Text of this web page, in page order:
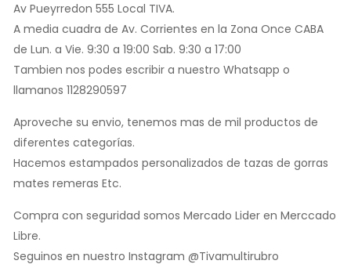
Av Pueyrredon 555 Local TIVA.
A media cuadra de Av. Corrientes en la Zona Once CABA
de Lun. a Vie. 9:30 a 19:00 Sab. 9:30 a 17:00
Tambien nos podes escribir a nuestro Whatsapp o
llamanos 1128290597
Aproveche su envio, tenemos mas de mil productos de
diferentes categorías.
Hacemos estampados personalizados de tazas de gorras
mates remeras Etc.
Compra con seguridad somos Mercado Lider en Merccado
Libre.
Seguinos en nuestro Instagram @Tivamultirubro